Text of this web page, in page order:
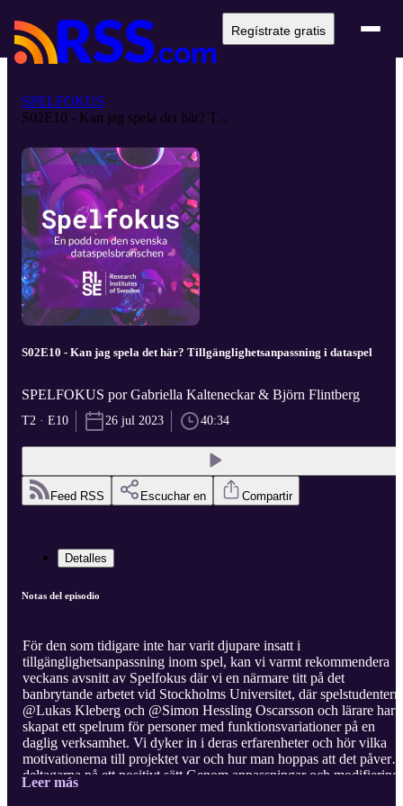
Regístrate gratis
SPELFOKUS
S02E10 - Kan jag spela det här? T...
S02E10 - Kan jag spela det här? Tillgänglighetsanpassning i dataspel
SPELFOKUS por Gabriella Kalteneckar & Björn Flintberg
T2 · E10 26 jul 2023 40:34
Feed RSS Escuchar en Compartir
Detalles
Notas del episodio
För den som tidigare inte har varit djupare insatt i
tillgänglighetsanpassning inom spel, kan vi varmt rekommendera
veckans avsnitt av Spelfokus där vi en närmare titt på det
banbrytande arbetet vid Stockholms Universitet, där
@Lukas Kleberg och @Simon Hessling Oscarsson och lärare har
skapat ett spelrum för personer med funktionsvariationer på en
daglig verksamhet. Vi dyker in i deras erfarenheter och hör vilka
motivationerna till projektet var och hur man hoppas att det
deltagarna på ett positivt sätt.Genom anpassningar och
av populära spel som Minecraft och Forza Motorsport, får vi insikt
Leer más